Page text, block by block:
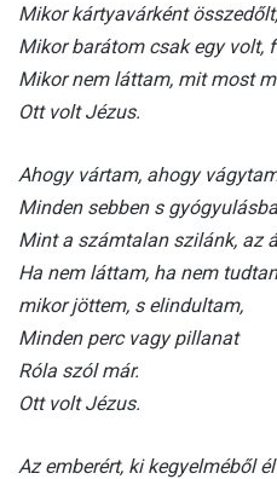
Mikor kártyavárként
Mikor barátom csak egy volt,
Mikor nem láttam, mit most
Ott volt Jézus.
Ahogy vártam, ahogy
Minden sebben s
Mint a számtalan szilánk, az
Ha nem láttam, ha nem
mikor jöttem, s elindultam,
Minden perc vagy pillanat
Róla szól már.
Ott volt Jézus.
Az emberért, ki kegyelméből